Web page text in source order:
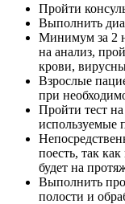
Пройти
Выполнить
Минимум за 2
на анализ,
крови,
Взрослые
при
Пройти тест
используемые
поесть, так
будет на
Выполнить
полости и